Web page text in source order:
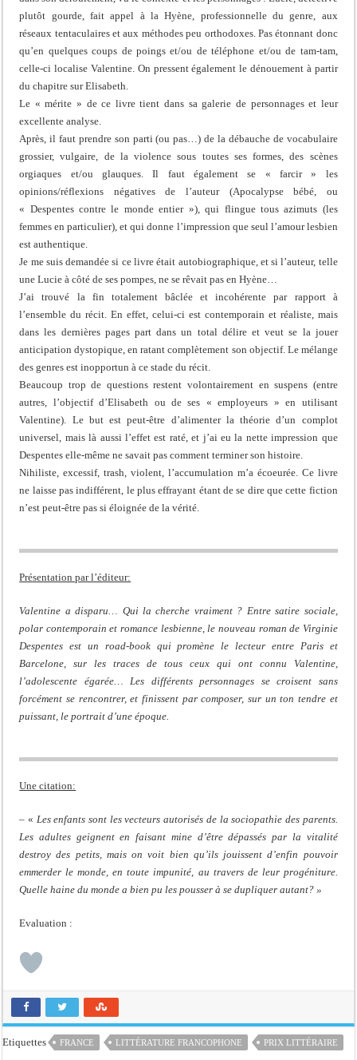
plutôt gourde, fait appel à la Hyène, professionnelle du genre, aux
réseaux tentaculaires et aux méthodes peu orthodoxes. Pas étonnant donc
qu’en quelques coups de poings et/ou de téléphone et/ou de tam-tam,
celle-ci localise Valentine. On pressent également le dénouement à partir
du chapitre sur Elisabeth.
Le « mérite » de ce livre tient dans sa galerie de personnages et leur
excellente analyse.
Après, il faut prendre son parti (ou pas…) de la débauche de vocabulaire
grossier, vulgaire, de la violence sous toutes ses formes, des scènes
orgiaques et/ou glauques. Il faut également se « farcir » les
opinions/réflexions négatives de l’auteur (Apocalypse bébé, ou
« Despentes contre le monde entier »), qui flingue tous azimuts (les
femmes en particulier), et qui donne l’impression que seul l’amour lesbien
est authentique.
Je me suis demandée si ce livre était autobiographique, et si l’auteur, telle
une Lucie à côté de ses pompes, ne se rêvait pas en Hyène…
J’ai trouvé la fin totalement bâclée et incohérente par rapport à
l’ensemble du récit. En effet, celui-ci est contemporain et réaliste, mais
dans les dernières pages part dans un total délire et veut se la jouer
anticipation dystopique, en ratant complètement son objectif. Le mélange
des genres est inopportun à ce stade du récit.
Beaucoup trop de questions restent volontairement en suspens (entre
autres, l’objectif d’Elisabeth ou de ses « employeurs » en utilisant
Valentine). Le but est peut-être d’alimenter la théorie d’un complot
universel, mais là aussi l’effet est raté, et j’ai eu la nette impression que
Despentes elle-même ne savait pas comment terminer son histoire.
Nihiliste, excessif, trash, violent, l’accumulation m’a écoeurée. Ce livre
ne laisse pas indifférent, le plus effrayant étant de se dire que cette fiction
n’est peut-être pas si éloignée de la vérité.
Présentation par l’éditeur:
Valentine a disparu… Qui la cherche vraiment ? Entre satire sociale,
polar contemporain et romance lesbienne, le nouveau roman de Virginie
Despentes est un road-book qui promène le lecteur entre Paris et
Barcelone, sur les traces de tous ceux qui ont connu Valentine,
l’adolescente égarée… Les différents personnages se croisent sans
forcément se rencontrer, et finissent par composer, sur un ton tendre et
puissant, le portrait d’une époque.
Une citation:
– « Les enfants sont les vecteurs autorisés de la sociopathie des parents.
Les adultes geignent en faisant mine d’être dépassés par la vitalité
destroy des petits, mais on voit bien qu’ils jouissent d’enfin pouvoir
emmerder le monde, en toute impunité, au travers de leur progéniture.
Quelle haine du monde a bien pu les pousser à se dupliquer autant? »
Evaluation :
Etiquettes FRANCE LITTÉRATURE FRANCOPHONE PRIX LITTÉRAIRE